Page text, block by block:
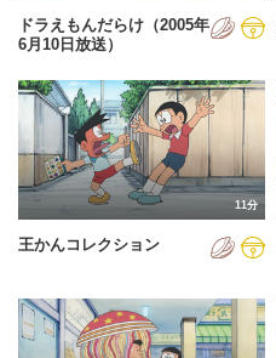
ドラえもんだらけ（2005年
6月10日放送）
11分
王かんコレクション